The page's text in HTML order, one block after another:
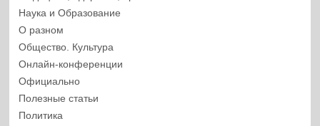
Наука и Образование
О разном
Общество. Культура
Онлайн-конференции
Официально
Полезные статьи
Политика